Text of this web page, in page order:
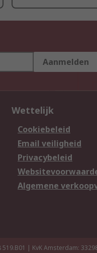
Aanmelden
Wettelijk
Cookiebeleid
Email veiligheid
Privacybeleid
Algemene
| KvK Amsterdam: